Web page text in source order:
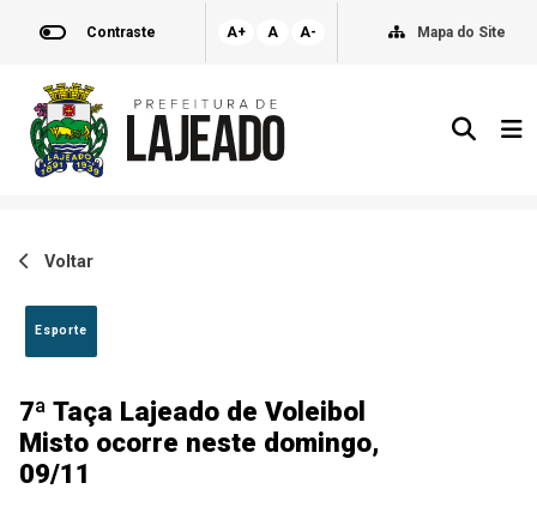
Contraste A+ A A- Mapa do Site
Voltar
Esporte
7ª Taça Lajeado de Voleibol
Misto ocorre neste domingo,
09/11